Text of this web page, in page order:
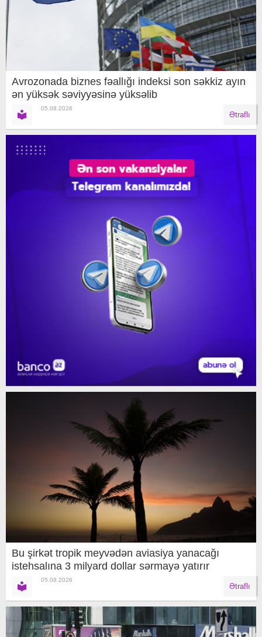
Avrozonada biznes fəallığı indeksi son səkkiz ayın
ən yüksək səviyyəsinə yüksəlib
05.08.2026
Ətraflı
Bu şirkət tropik meyvədən aviasiya yanacağı
istehsalına 3 milyard dollar sərmayə yatırır
05.08.2026
Ətraflı